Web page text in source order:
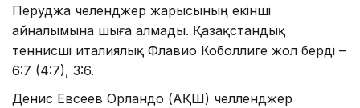
Перуджа челенджер жарысының екінші
айналымына шыға алмады. Қазақстандық
теннисші италиялық Флавио Коболлиге жол берді –
6:7 (4:7), 3:6.
Денис Евсеев Орландо (АҚШ) челленджер